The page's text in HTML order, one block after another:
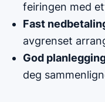
feiringen med
Fast
avgrenset
God
deg